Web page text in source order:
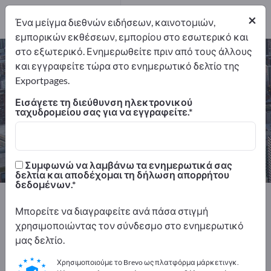
Φρεζαριστά τεμάχια CNC – βρείτε
κατασκευαστές και προμηθευτές
Εξαγωγείς
6
Κατασκευαστής
5
υπηρεσιών
CNC κατασκευές
Φρεζαριστά τεμάχια CNC
Διαφημιστείτε δωρεάν στο
Exportpages!
×
Ένα μείγμα διεθνών ειδήσεων, καινοτομιών,
εμπορικών εκθέσεων, εμπορίου στο εσωτερικό και
στο εξωτερικό. Ενημερωθείτε πριν από τους άλλους
και εγγραφείτε τώρα στο ενημερωτικό δελτίο της
Exportpages.
Εισάγετε τη διεύθυνση ηλεκτρονικού
ταχυδρομείου σας για να εγγραφείτε.
Συμφωνώ να λαμβάνω τα ενημερωτικά σας
δελτία και αποδέχομαι τη δήλωση απορρήτου
δεδομένων.
Μπορείτε να διαγραφείτε ανά πάσα στιγμή
χρησιμοποιώντας τον σύνδεσμο στο ενημερωτικό
μας δελτίο.
Χρησιμοποιούμε το Brevo ως πλατφόρμα μάρκετινγκ.